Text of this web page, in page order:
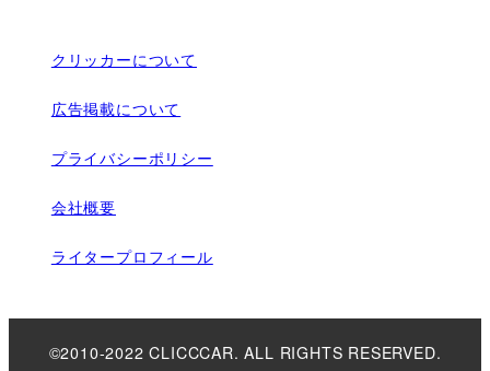
クリッカーについて
広告掲載について
プライバシーポリシー
会社概要
ライタープロフィール
©2010-2022 CLICCCAR. ALL RIGHTS RESERVED.